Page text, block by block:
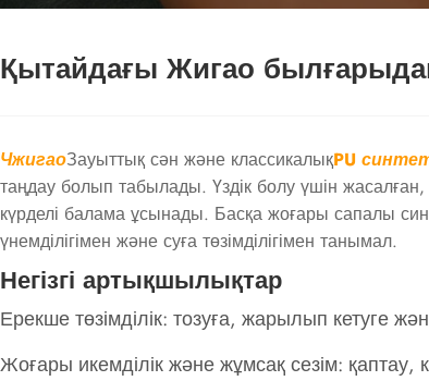
Қытайдағы Жигао
ЧжигаоЗауыттық сән және классикалықPU
таңдау болып табылады. Үздік болу үшін
күрделі балама ұсынады. Басқа жоғары сапалы
үнемділігімен және суға төзімділігімен танымал.
Негізгі артықшылықтар
Ерекше төзімділік: тозуға, жарылып кетуге
Жоғары икемділік және жұмсақ сезім: